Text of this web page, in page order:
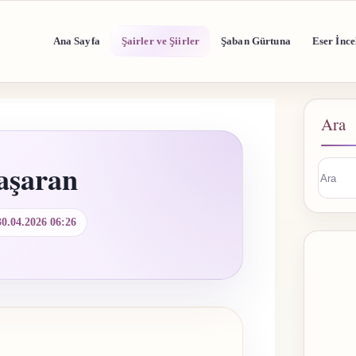
Ana Sayfa Şairler ve Şiirler Şaban Gürtuna Eser
06:26
Ara